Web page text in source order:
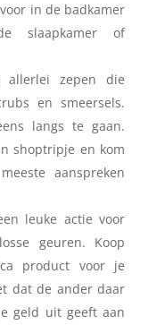
in de badkamer
slaapkamer of
allerlei zepen die
en smeersels.
langs te gaan.
shoptripje en kom
aanspreken
leuke actie voor
geuren. Koop
product voor je
dat de ander daar
geld uit geeft aan